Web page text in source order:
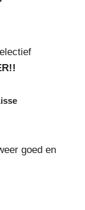
goed en